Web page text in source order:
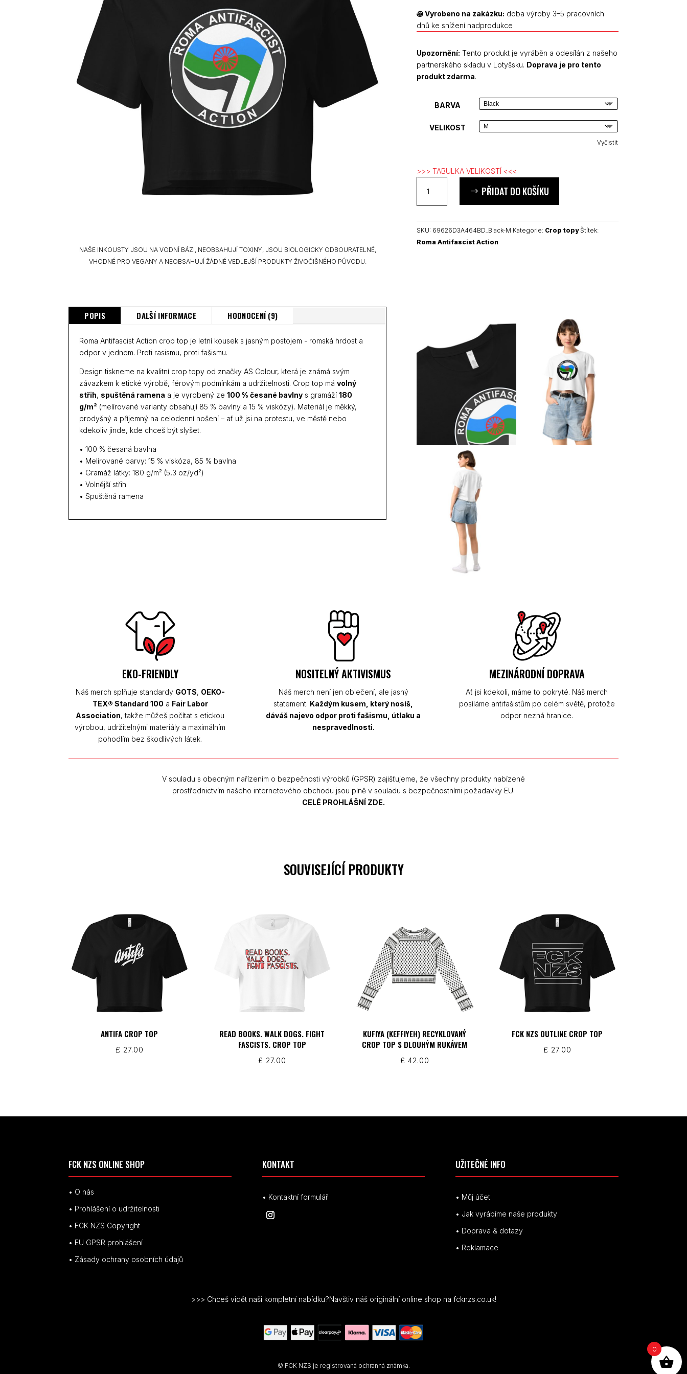
NAŠE INKOUSTY JSOU NA VODNÍ BÁZI, NEOBSAHUJÍ TOXINY, JSOU BIOLOGICKY ODBOURATELNÉ,
VHODNÉ PRO VEGANY A NEOBSAHUJÍ ŽÁDNÉ VEDLEJŠÍ PRODUKTY ŽIVOČIŠNÉHO PŮVODU.
꩜Vyrobeno na zakázku: doba výroby 3–5 pracovních
dnů ke snížení nadprodukce
Upozornění: Tento produkt je vyráběn a odesílán z našeho
partnerského skladu v Lotyšsku. Doprava je pro tento
produkt zdarma.
BARVA
VELIKOST
Vyčistit
>>> TABULKA VELIKOSTÍ <<<
Antifascist
Action
top
množství
PŘIDAT DO KOŠÍKU
SKU: 69626D3A464BD_Black-M Kategorie: Crop topy Štítek:
Roma Antifascist Action
POPIS DALŠÍ INFORMACE HODNOCENÍ (9)
Roma Antifascist Action crop top je letní kousek s jasným postojem - romská hrdost a
odpor v jednom. Proti rasismu, proti fašismu.
Design tiskneme na kvalitní crop topy od značky AS Colour, která je známá svým
závazkem k etické výrobě, férovým podmínkám a udržitelnosti. Crop top mávolný
střih, spuštěná ramena a je vyrobený ze100 % česané bavlny s gramáží180
g/m² (melírované varianty obsahují 85 % bavlny a 15 % viskózy). Materiál je měkký,
prodyšný a příjemný na celodenní nošení – ať už jsi na protestu, ve městě nebo
kdekoliv jinde, kde chceš být slyšet.
• 100 % česaná bavlna
• Melírované barvy: 15 % viskóza, 85 % bavlna
• Gramáž látky: 180 g/m² (5,3 oz/yd²)
• Volnější střih
• Spuštěná ramena
EKO-FRIENDLY
Náš merch splňuje standardy GOTS, OEKO-
TEX® Standard 100 a Fair Labor
Association, takže můžeš počítat s etickou
výrobou, udržitelnými materiály a maximálním
pohodlím bez škodlivých látek.
NOSITELNÝ AKTIVISMUS
Náš merch není jen oblečení, ale jasný
statement. Každým kusem, který nosíš,
dáváš najevo odpor proti fašismu, útlaku a
nespravedlnosti.
MEZINÁRODNÍ DOPRAVA
Ať jsi kdekoli, máme to pokryté. Náš merch
posíláme antifašistům po celém světě, protože
odpor nezná hranice.
V souladu s obecným nařízením o bezpečnosti výrobků (GPSR) zajišťujeme, že všechny produkty nabízené
prostřednictvím našeho internetového obchodu jsou plně v souladu s bezpečnostními požadavky EU.
CELÉ PROHLÁŠNÍ ZDE.
SOUVISEJÍCÍ PRODUKTY
ANTIFA CROP TOP
£ 27.00
READ BOOKS. WALK DOGS. FIGHT
FASCISTS. CROP TOP
£ 27.00
KUFIYA (KEFFIYEH) RECYKLOVANÝ
CROP TOP S DLOUHÝM RUKÁVEM
£ 42.00
FCK NZS OUTLINE CROP TOP
£ 27.00
FCK NZS ONLINE SHOP
• O nás
• Prohlášení o udržitelnosti
• FCK NZS Copyright
• EU GPSR prohlášení
• Zásady ochrany osobních údajů
KONTAKT
• Kontaktní formulář
UŽITEČNÉ INFO
• Můj účet
• Jak vyrábíme naše produkty
• Doprava & dotazy
• Reklamace
>>> Chceš vidět naši kompletní nabídku?Navštiv náš originální online shop na fcknzs.co.uk!
© FCK NZS je registrovaná ochranná známka.
0